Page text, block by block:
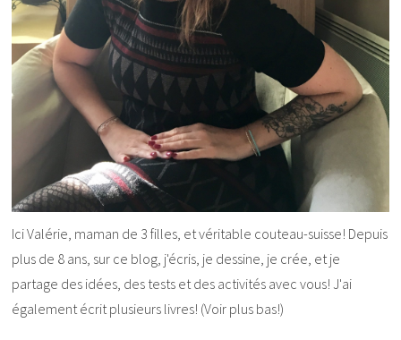
Ici Valérie, maman de 3 filles, et véritable couteau-suisse! Depuis
plus de 8 ans, sur ce blog, j'écris, je dessine, je crée, et je
partage des idées, des tests et des activités avec vous! J'ai
également écrit plusieurs livres! (Voir plus bas!)